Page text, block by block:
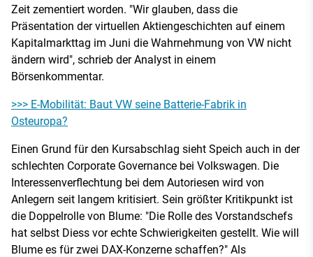
Zeit zementiert worden. "Wir glauben, dass die
Präsentation der virtuellen Aktiengeschichten auf einem
Kapitalmarkttag im Juni die Wahrnehmung von VW nicht
ändern wird", schrieb der Analyst in einem
Börsenkommentar.
>>> E-Mobilität: Baut VW seine Batterie-Fabrik in
Osteuropa?
Einen Grund für den Kursabschlag sieht Speich auch in der
schlechten Corporate Governance bei Volkswagen. Die
Interessenverflechtung bei dem Autoriesen wird von
Anlegern seit langem kritisiert. Sein größter Kritikpunkt ist
die Doppelrolle von Blume: "Die Rolle des Vorstandschefs
hat selbst Diess vor echte Schwierigkeiten gestellt. Wie will
Blume es für zwei DAX-Konzerne schaffen?" Als